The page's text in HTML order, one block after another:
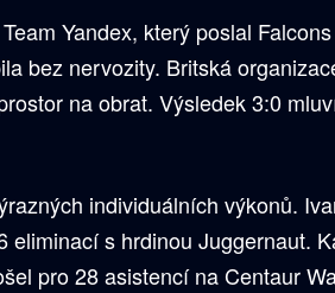
Yandex, který poslal
bez nervozity. Britská
na obrat. Výsledek 3:0
individuálních výkonů.
eliminací s hrdinou Juggernaut.
pro 28 asistencí na Centaur